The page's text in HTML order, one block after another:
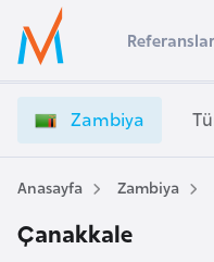
Ülke Seçimi
Başvuru yapmak istediğiniz
Üye
Girişi
a
b
i
y
V
Zambiya
Anasayfa Zambiya
Çanakkale
s
t
r
a